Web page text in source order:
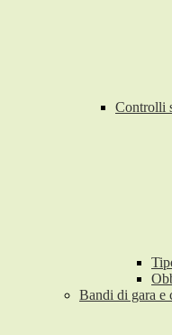
Controlli
Bandi di gara e